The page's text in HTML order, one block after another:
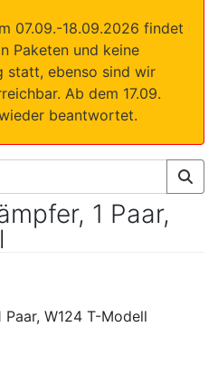
07.09.-18.09.2026 findet
Paketen und keine
statt, ebenso sind wir
Ab dem 17.09.
beantwortet.
1 Paar,